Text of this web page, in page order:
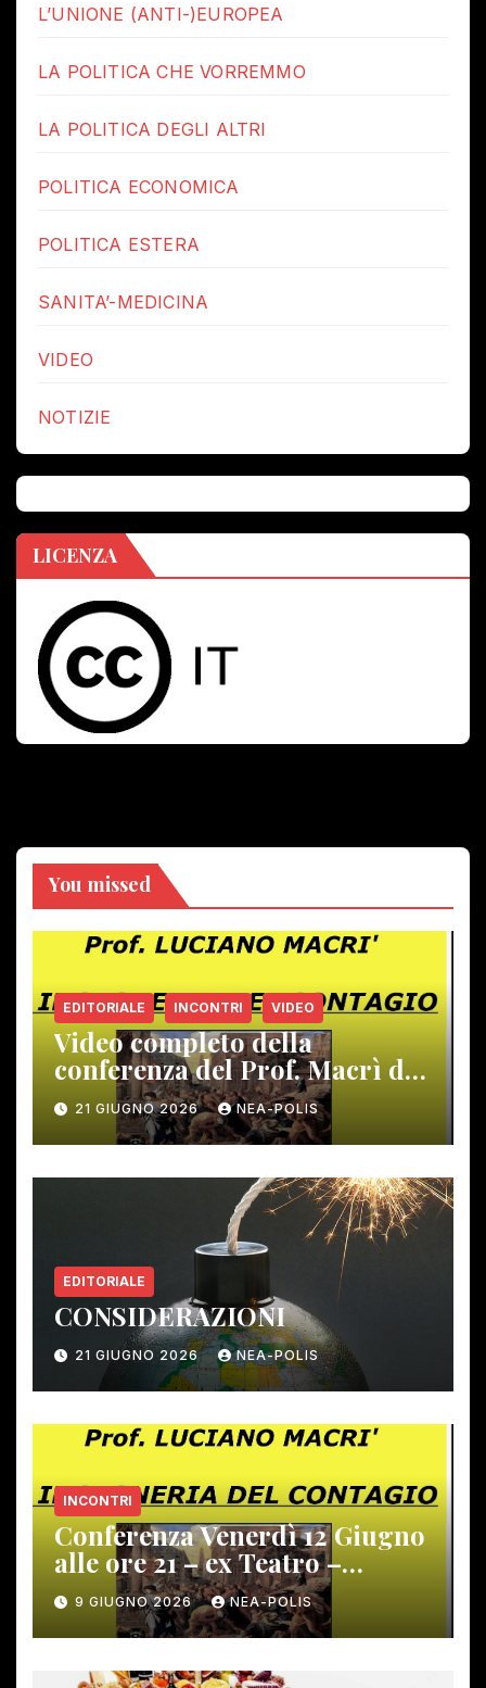
L’UNIONE (ANTI-)EUROPEA
LA POLITICA CHE VORREMMO
LA POLITICA DEGLI ALTRI
POLITICA ECONOMICA
POLITICA ESTERA
SANITA’-MEDICINA
VIDEO
NOTIZIE
LICENZA
You missed
EDITORIALE INCONTRI VIDEO
Video completo della
conferenza del Prof. Macrì del
12 giugno scorso
21 GIUGNO 2026 NEA-POLIS
EDITORIALE
CONSIDERAZIONI
21 GIUGNO 2026 NEA-POLIS
INCONTRI
Conferenza Venerdì 12 Giugno
alle ore 21 – ex Teatro –
Gambassi Terme –
9 GIUGNO 2026 NEA-POLIS